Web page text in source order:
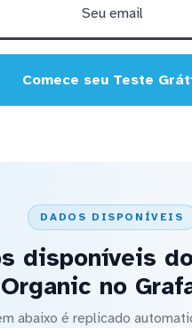
Comece seu Teste
DADOS DISPONÍVEIS
disponíveis
Organic no
abaixo é replicado